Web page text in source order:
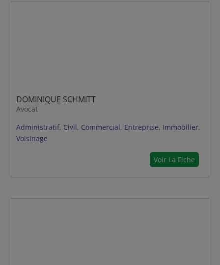
DOMINIQUE SCHMITT
Avocat
Administratif, Civil, Commercial, Entreprise, Immobilier,
Voisinage
Voir La Fiche